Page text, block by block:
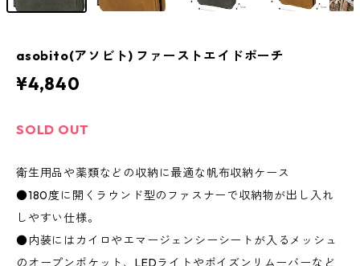
asobito(アソビト) ファーストエイドポーチ
¥4,840
SOLD OUT
衛生用品や薬類などの収納に最適な帆布収納ケース
●180度に開くラウンド型のファスナーで収納物が出し入れ
しやすい仕様。
●内装にはカイロやエマージェンシーシートが入るメッシュ
のオープンポケット、LEDライトやポイズンリムーバーなど